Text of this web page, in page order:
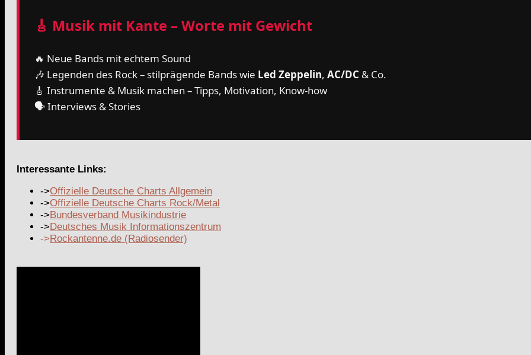
🎸 Musik mit Kante – Worte mit Gewicht
🔥 Neue Bands mit echtem Sound
🎶 Legenden des Rock – stilprägende Bands wie Led Zeppelin,AC/DC & Co.
🎸 Instrumente & Musik machen – Tipps, Motivation, Know-how
🗣️ Interviews & Stories
Interessante Links:
->Offizielle Deutsche Charts Allgemein
->Offizielle Deutsche Charts Rock/Metal
->Bundesverband Musikindustrie
->Deutsches Musik Informationszentrum
->Rockantenne.de (Radiosender)